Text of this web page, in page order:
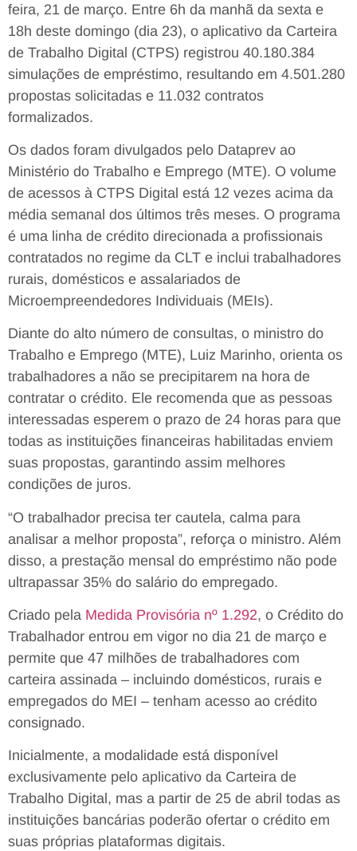
feira, 21 de março. Entre 6h da manhã da sexta e
18h deste domingo (dia 23), o aplicativo da Carteira
de Trabalho Digital (CTPS) registrou 40.180.384
simulações de empréstimo, resultando em 4.501.280
propostas solicitadas e 11.032 contratos
formalizados.
Os dados foram divulgados pelo Dataprev ao
Ministério do Trabalho e Emprego (MTE). O volume
de acessos à CTPS Digital está 12 vezes acima da
média semanal dos últimos três meses. O programa
é uma linha de crédito direcionada a profissionais
contratados no regime da CLT e inclui trabalhadores
rurais, domésticos e assalariados de
Microempreendedores Individuais (MEIs).
Diante do alto número de consultas, o ministro do
Trabalho e Emprego (MTE), Luiz Marinho, orienta os
trabalhadores a não se precipitarem na hora de
contratar o crédito. Ele recomenda que as pessoas
interessadas esperem o prazo de 24 horas para que
todas as instituições financeiras habilitadas enviem
suas propostas, garantindo assim melhores
condições de juros.
“O trabalhador precisa ter cautela, calma para
analisar a melhor proposta”, reforça o ministro. Além
disso, a prestação mensal do empréstimo não pode
ultrapassar 35% do salário do empregado.
Criado pela Medida Provisória nº 1.292, o Crédito do
Trabalhador entrou em vigor no dia 21 de março e
permite que 47 milhões de trabalhadores com
carteira assinada – incluindo domésticos, rurais e
empregados do MEI – tenham acesso ao crédito
consignado.
Inicialmente, a modalidade está disponível
exclusivamente pelo aplicativo da Carteira de
Trabalho Digital, mas a partir de 25 de abril todas as
instituições bancárias poderão ofertar o crédito em
suas próprias plataformas digitais.